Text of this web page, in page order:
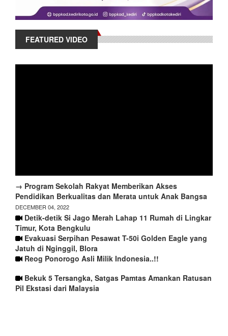
FEATURED VIDEO
→ Program Sekolah Rakyat Memberikan Akses
Pendidikan Berkualitas dan Merata untuk Anak Bangsa
DECEMBER 04, 2022
Detik-detik Si Jago Merah Lahap 11 Rumah di Lingkar
Timur, Kota Bengkulu
Evakuasi Serpihan Pesawat T-50i Golden Eagle yang
Jatuh di Nginggil, Blora
Reog Ponorogo Asli Milik Indonesia..!!
Bekuk 5 Tersangka, Satgas Pamtas Amankan Ratusan
Pil Ekstasi dari Malaysia